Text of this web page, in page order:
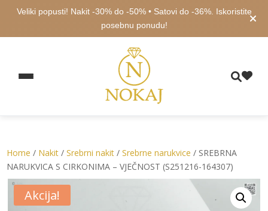
Veliki popusti! Nakit -30% do -50% • Satovi do -36%. Iskoristite
posebnu ponudu!
Home / Nakit /Srebrni nakit /Srebrne narukvice / SREBRNA
NARUKVICA S CIRKONIMA – VJEČNOST (S251216-164307)
Akcija!